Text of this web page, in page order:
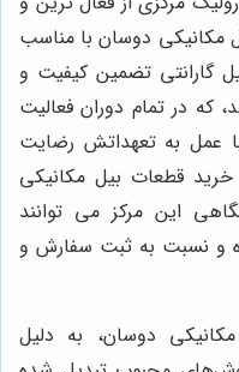
مکانیکی دوسان با مناسب
گارانتی تضمین کیفیت و
که در تمام دوران فعالیت
با عمل به تعهداتش رضایت
خرید قطعات بیل مکانیکی
این مرکز می توانند
و نسبت به ثبت سفارش و
دوسان، به دلیل